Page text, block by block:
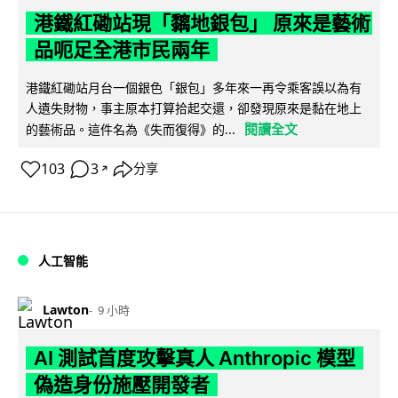
港鐵紅磡站現「黐地銀包」 原來是藝術
品呃足全港市民兩年
港鐵紅磡站月台一個銀色「銀包」多年來一再令乘客誤以為有
人遺失財物，事主原本打算拾起交還，卻發現原來是黏在地上
的藝術品。這件名為《失而復得》的...
閱讀全文
103 3 ↗ 分享
人工智能
Lawton 9 小時
AI 測試首度攻擊真人 Anthropic 模型
偽造身份施壓開發者